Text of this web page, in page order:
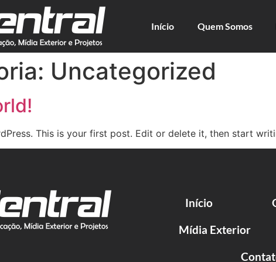
Início Quem Somos
Uncategorized
This is your first post. Edit or delete it, then start
Início
Mídia Exterior